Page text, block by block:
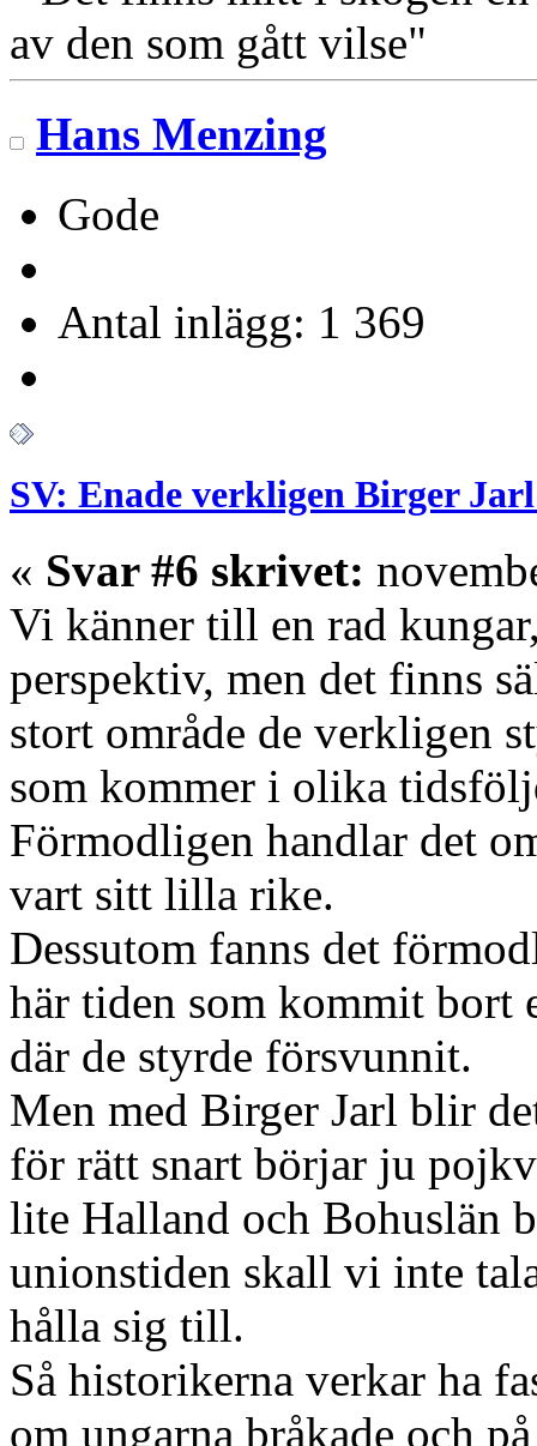
av den som gått vilse"
Hans Menzing
Gode
Antal inlägg: 1 369
SV: Enade verkligen Birger
« Svar #6 skrivet:
Vi känner till en rad
perspektiv, men det finns
stort område de verkligen
som kommer i olika
Förmodligen handlar det
vart sitt lilla rike.
Dessutom fanns det
här tiden som kommit bort
där de styrde försvunnit.
Men med Birger Jarl blir
för rätt snart börjar ju
lite Halland och Bohuslän
unionstiden skall vi inte
hålla sig till.
Så historikerna verkar ha
om ungarna bråkade och